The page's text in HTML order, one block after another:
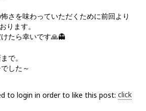
さを味わっていただくために前回より
ります。
たら幸いです🙏👻
で。
した～
to login in order to like this post: click